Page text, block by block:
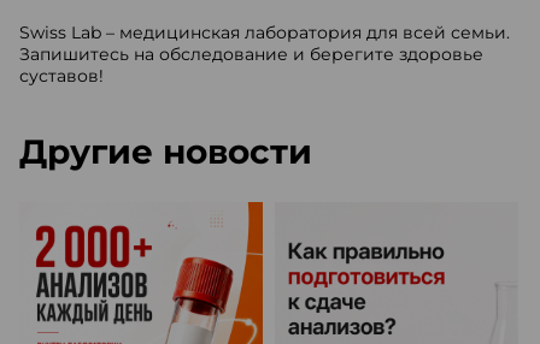
Swiss Lab – медицинская лаборатория для всей семьи.
Запишитесь на обследование и берегите здоровье
суставов!
Другие новости